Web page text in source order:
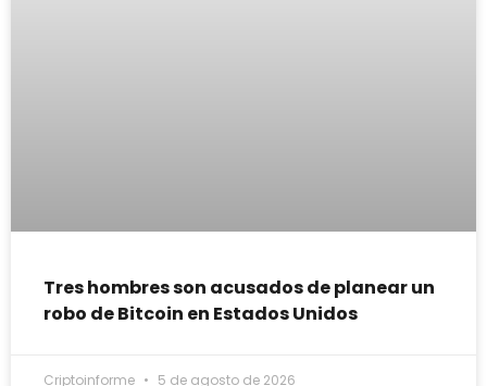
Tres hombres son acusados de planear un
robo de Bitcoin en Estados Unidos
Criptoinforme 5 de agosto de 2026